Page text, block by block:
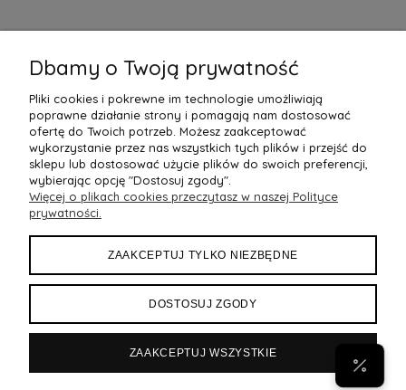
Madeleine
79,90 zł
Do Koszyka »
69,99 zł
Do Koszyka »
« 1 ... 4 5 6 7 8 »
POMOC
MOJE KONTO
PŁATNOŚCI I DOSTAWA
Dbamy o Twoją prywatność
Pliki cookies i pokrewne im technologie umożliwiają
poprawne działanie strony i pomagają nam dostosować
ofertę do Twoich potrzeb. Możesz zaakceptować
wykorzystanie przez nas wszystkich tych plików i przejść do
sklepu lub dostosować użycie plików do swoich preferencji,
wybierając opcję "Dostosuj zgody".
Więcej o plikach cookies przeczytasz w naszej Polityce
prywatności.
ZAAKCEPTUJ TYLKO NIEZBĘDNE
DOSTOSUJ ZGODY
ZAAKCEPTUJ WSZYSTKIE